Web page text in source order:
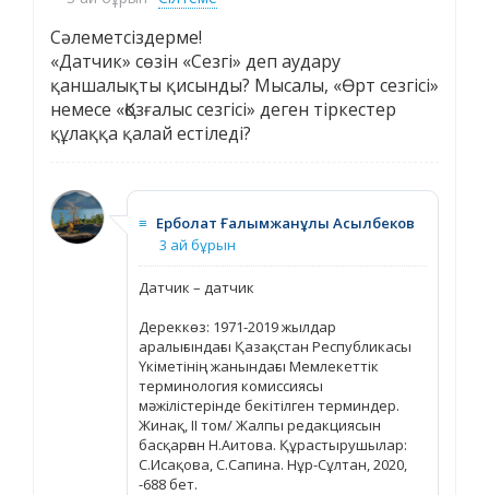
Сәлеметсіздерме!
«Датчик» сөзін «Сезгі» деп аудару
қаншалықты қисынды? Мысалы, «Өрт сезгісі»
немесе «Қозғалыс сезгісі» деген тіркестер
құлаққа қалай естіледі?
≡ Ерболат Ғалымжанұлы Асылбеков
3 ай бұрын
Датчик – датчик
Дереккөз: 1971-2019 жылдар
аралығындағы Қазақстан Республикасы
Үкіметінің жанындағы Мемлекеттік
терминология комиссиясы
мәжілістерінде бекітілген терминдер.
Жинақ, ІІ том/ Жалпы редакциясын
басқарған Н.Аитова. Құрастырушылар:
С.Исақова, С.Сапина. Нұр-Сұлтан, 2020,
-688 бет.